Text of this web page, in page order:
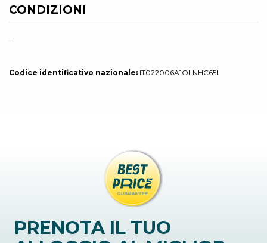
CONDIZIONI
Codice identificativo nazionale: IT022006A1OLNHC65I
PRENOTA IL TUO